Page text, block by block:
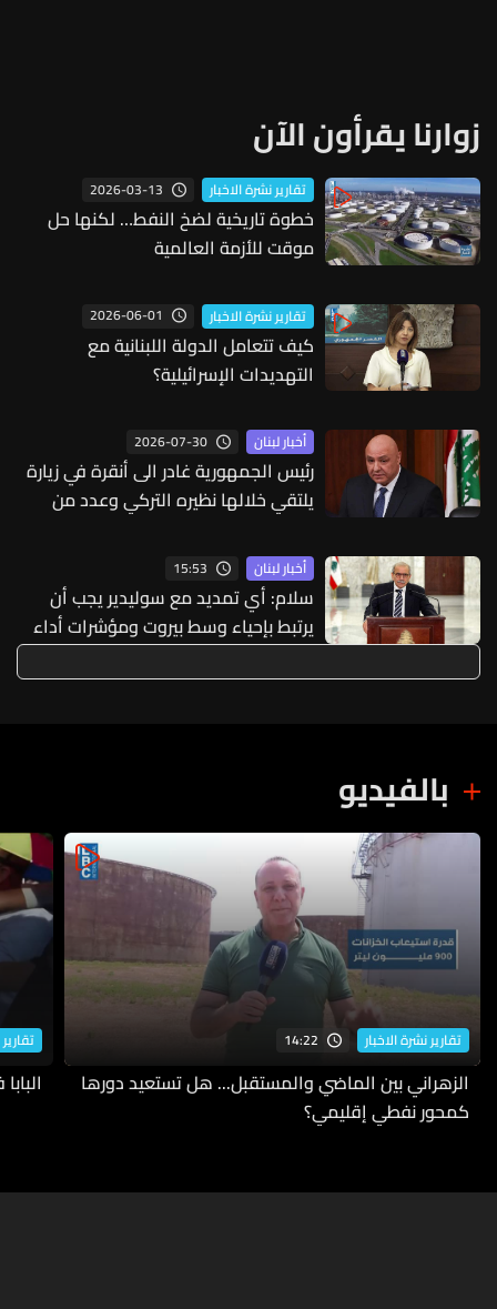
زوارنا يقرأون الآن
تقارير نشرة الاخبار 2026-03-13
خطوة تاريخية لضخ النفط… لكنها حل
موقت للأزمة العالمية
تقارير نشرة الاخبار 2026-06-01
كيف تتعامل الدولة اللبنانية مع
التهديدات الإسرائيلية؟
أخبار لبنان 2026-07-30
رئيس الجمهورية غادر الى أنقرة في زيارة
يلتقي خلالها نظيره التركي وعدد من
أخبار لبنان 15:53
سلام: أي تمديد مع سوليدير يجب أن
يرتبط بإحياء وسط بيروت ومؤشرات أداء
واضحة
بالفيديو
تقارير نشرة الاخبار 14:22
الزهراني بين الماضي والمستقبل... هل تستعيد دورها
كمحور نفطي إقليمي؟